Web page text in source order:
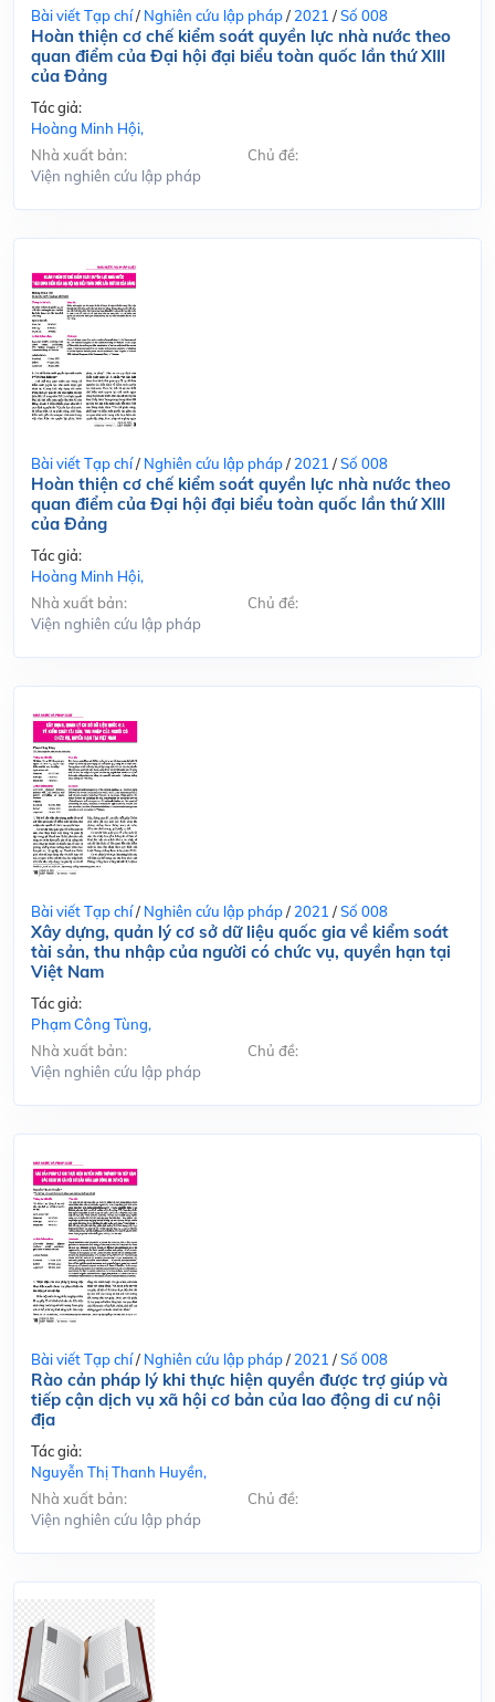
Bài viết Tạp chí/ Nghiên cứu lập pháp/ 2021 /Số 008
Hoàn thiện cơ chế kiểm soát quyền lực nhà nước theo
quan điểm của Đại hội đại biểu toàn quốc lần thứ XIII
của Đảng
Tác giả:
Hoàng Minh Hội,
Nhà xuất bản:
Viện nghiên cứu lập pháp
Chủ đề:
Bài viết Tạp chí/ Nghiên cứu lập pháp/ 2021 /Số 008
Hoàn thiện cơ chế kiểm soát quyền lực nhà nước theo
quan điểm của Đại hội đại biểu toàn quốc lần thứ XIII
của Đảng
Tác giả:
Hoàng Minh Hội,
Nhà xuất bản:
Viện nghiên cứu lập pháp
Chủ đề:
Bài viết Tạp chí/ Nghiên cứu lập pháp/ 2021 /Số 008
Xây dựng, quản lý cơ sở dữ liệu quốc gia về kiểm soát
tài sản, thu nhập của người có chức vụ, quyền hạn tại
Việt Nam
Tác giả:
Phạm Công Tùng,
Nhà xuất bản:
Viện nghiên cứu lập pháp
Chủ đề:
Bài viết Tạp chí/ Nghiên cứu lập pháp/ 2021 /Số 008
Rào cản pháp lý khi thực hiện quyền được trợ giúp và
tiếp cận dịch vụ xã hội cơ bản của lao động di cư nội
địa
Tác giả:
Nguyễn Thị Thanh Huyền,
Nhà xuất bản:
Viện nghiên cứu lập pháp
Chủ đề: